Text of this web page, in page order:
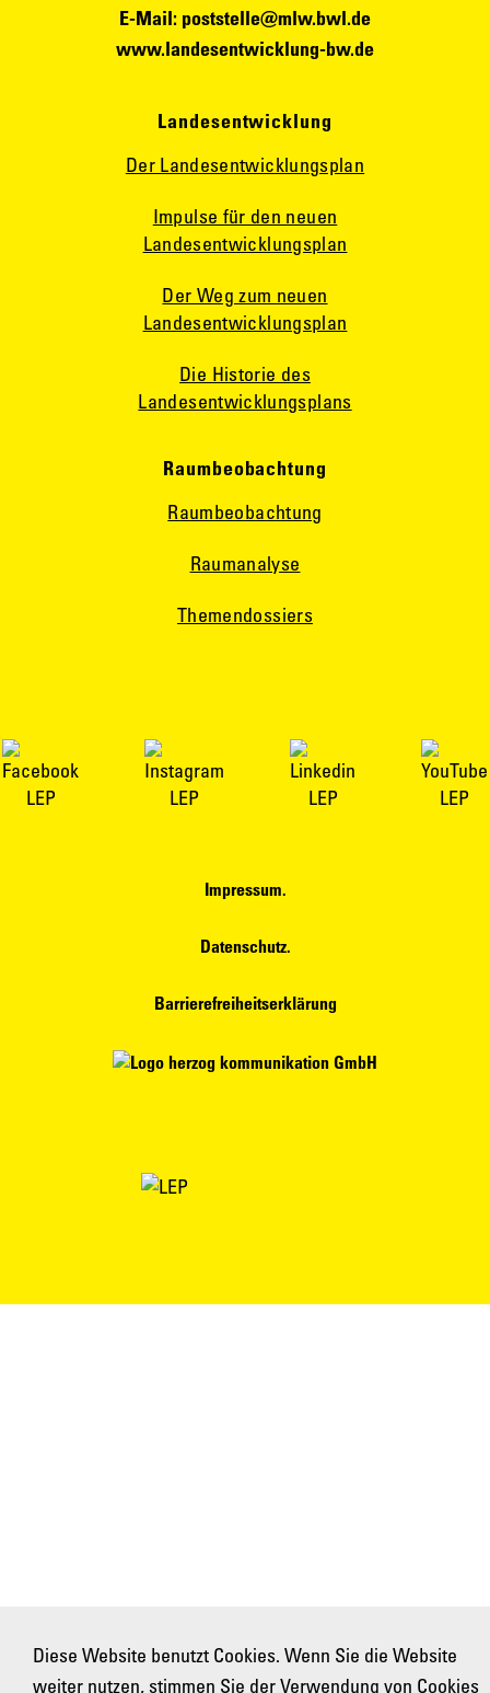
E-Mail: poststelle@mlw.bwl.de
www.landesentwicklung-bw.de
Landesentwicklung
Der Landesentwicklungsplan
Impulse für den neuen
Landesentwicklungsplan
Der Weg zum neuen
Landesentwicklungsplan
Die Historie des
Landesentwicklungsplans
Raumbeobachtung
Raumbeobachtung
Raumanalyse
Themendossiers
Diese Website benutzt Cookies. Wenn Sie die Website
weiter nutzen, stimmen Sie der Verwendung von Cookies
Impressum.
Datenschutz.
Barrierefreiheitserklärung